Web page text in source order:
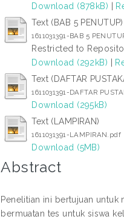
Download (878kB) |
Text (BAB 5 PENUTUP)
1611031391-BAB 5
Restricted to
Download (292kB) |
Text (DAFTAR
1611031391-DAFTAR
Download (295kB)
Text (LAMPIRAN)
1611031391-LAMPIRAN.pdf
Download (5MB)
Abstract
Penelitian ini bertujuan untuk
bermuatan tes untuk siswa